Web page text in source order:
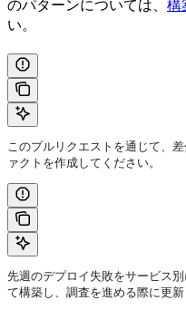
のパターンについては、 構
い。
このプルリクエストを通じて、
ァクトを作成してください。
先週のデプロイ失敗をサービス
て構築し、調査を進める際に更新